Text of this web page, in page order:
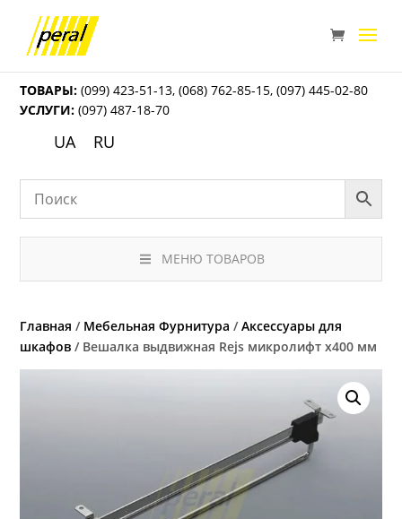
ТОВАРЫ: (099) 423-51-13,(068) 762-85-15,(097) 445-02-80
УСЛУГИ: (097) 487-18-70
UA RU
МЕНЮ ТОВАРОВ
Главная / Мебельная Фурнитура /Аксессуары для
шкафов / Вешалка выдвижная Rejs микролифт x400 мм